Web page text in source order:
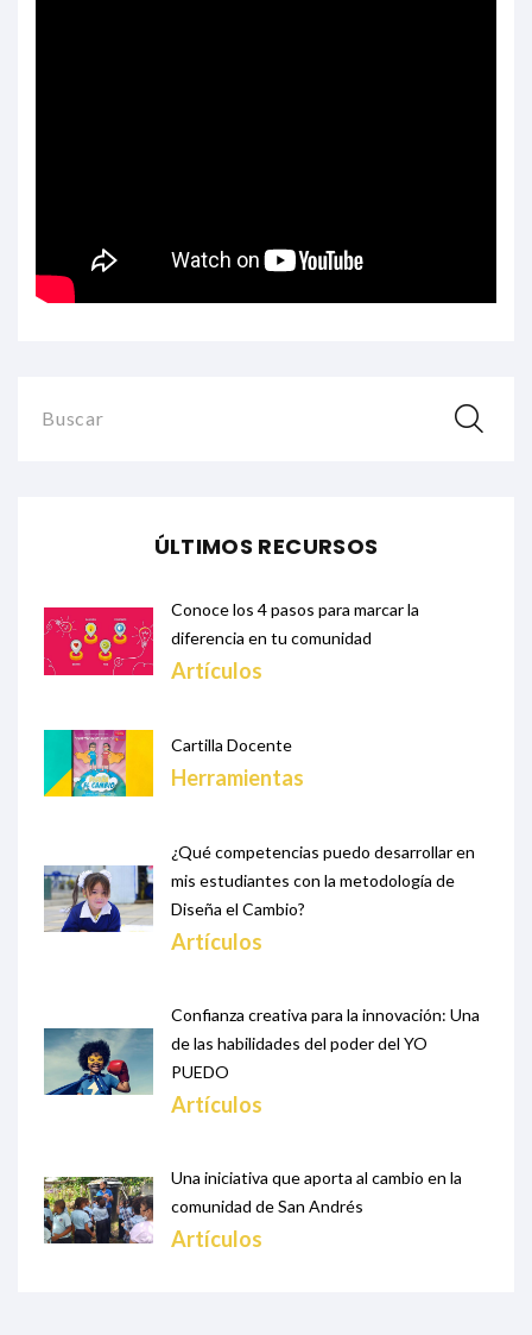
Buscar
ÚLTIMOS RECURSOS
Conoce los 4 pasos para marcar la
diferencia en tu comunidad
Artículos
Cartilla Docente
Herramientas
¿Qué competencias puedo desarrollar en
mis estudiantes con la metodología de
Diseña el Cambio?
Artículos
Confianza creativa para la innovación: Una
de las habilidades del poder del YO
PUEDO
Artículos
Una iniciativa que aporta al cambio en la
comunidad de San Andrés
Artículos